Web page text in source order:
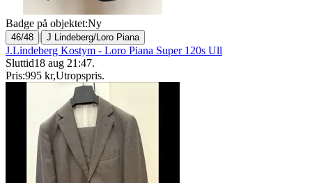
Badge på objektet:Ny
46/48 | J Lindeberg/Loro Piana
J.Lindeberg Kostym - Loro Piana Super 120s Ull
Sluttid18 aug 21:47.
Pris:995 kr,Utropspris.